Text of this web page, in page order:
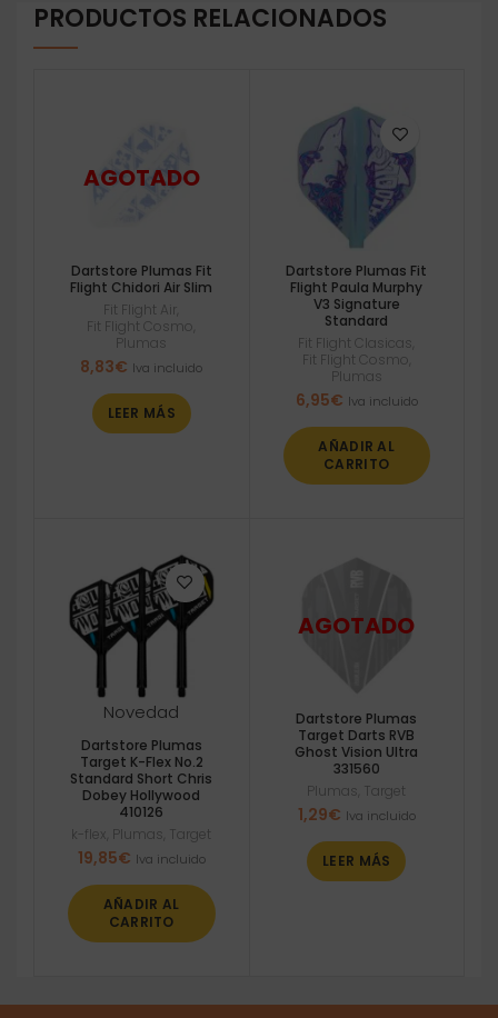
PRODUCTOS RELACIONADOS
Dartstore Plumas Fit
Flight Chidori Air Slim
Fit Flight Air
Fit Flight Cosmo
Plumas
8,83€ Iva incluido
LEER MÁS
Dartstore Plumas Fit
Flight Paula Murphy
V3 Signature
Standard
Fit Flight Clasicas
Fit Flight Cosmo
Plumas
6,95€ Iva incluido
AÑADIR AL
CARRITO
Novedad
Dartstore Plumas
Target K-Flex No.2
Standard Short Chris
Dobey Hollywood
410126
k-flex Plumas Target
19,85€ Iva incluido
AÑADIR AL
CARRITO
Dartstore Plumas
Target Darts RVB
Ghost Vision Ultra
331560
Plumas Target
1,29€ Iva incluido
LEER MÁS